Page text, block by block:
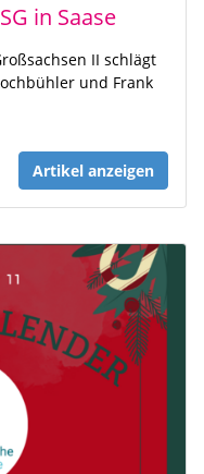
in Saase
II schlägt
und Frank
Artikel anzeigen